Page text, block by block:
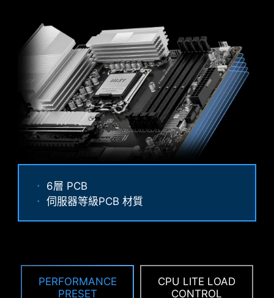
6層 PCB
伺服器等級PCB 材質
PERFORMANCE
PRESET
CPU LITE LOAD
CONTROL
Performance Mode, Benchmark Mode,
to swiftly identify the ideal
configuration tailored to their
防鏽不鏽鋼 IO 保護蓋
加上額外一層海綿和防鏽不銹鋼 IO 保護蓋，減少靜
電和系統的電磁輻射噪音，與傳統 IO 保護蓋相較，
更耐用。